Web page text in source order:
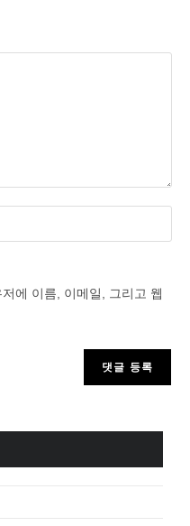
에 이름, 이메일, 그리고 웹